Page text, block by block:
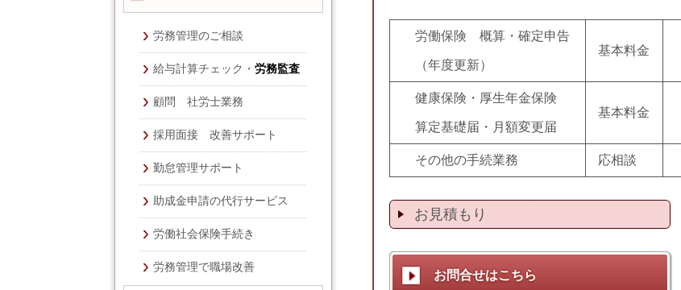
労働保険 概算・確定申告
（年度更新）
基本料金
健康保険・厚生年金保険
算定基礎届・月額変更届
基本料金
その他の手続業務 応相談
お見積もり
お問合せはこちら
労務管理のご相談
給与計算チェック・ 労務監査
顧問 社労士業務
採用面接 改善サポート
勤怠管理サポート
助成金申請の代行サービス
労働社会保険手続き
労務管理で職場改善